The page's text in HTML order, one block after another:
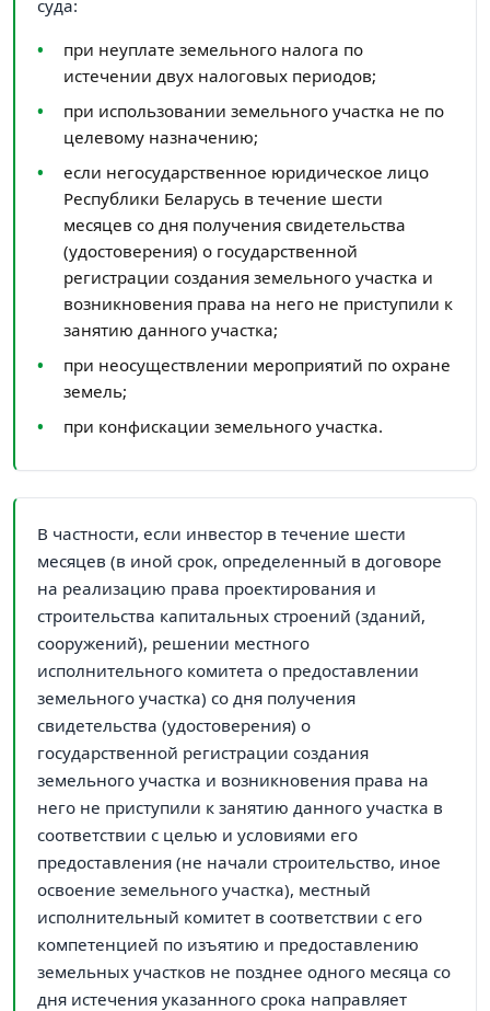
суда:
при неуплате земельного налога по
истечении двух налоговых периодов;
при использовании земельного участка не по
целевому назначению;
если негосударственное юридическое лицо
Республики Беларусь в течение шести
месяцев со дня получения свидетельства
(удостоверения) о государственной
регистрации создания земельного участка и
возникновения права на него не приступили к
занятию данного участка;
при неосуществлении мероприятий по охране
земель;
при конфискации земельного участка.
В частности, если инвестор в течение шести
месяцев (в иной срок, определенный в договоре
на реализацию права проектирования и
строительства капитальных строений (зданий,
сооружений), решении местного
исполнительного комитета о предоставлении
земельного участка) со дня получения
свидетельства (удостоверения) о
государственной регистрации создания
земельного участка и возникновения права на
него не приступили к занятию данного участка в
соответствии с целью и условиями его
предоставления (не начали строительство, иное
освоение земельного участка), местный
исполнительный комитет в соответствии с его
компетенцией по изъятию и предоставлению
земельных участков не позднее одного месяца со
дня истечения указанного срока направляет